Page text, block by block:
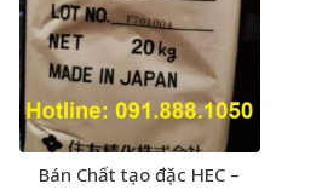
Bán Chất tạo đặc HEC –